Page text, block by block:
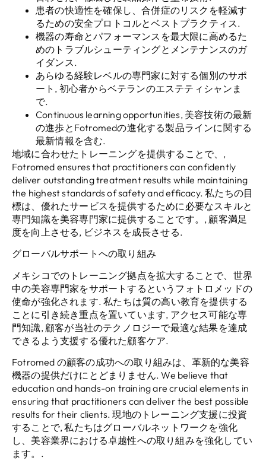
患者の快適性を確保し、合併症のリスクを軽減す
るための安全プロトコルとベストプラクティス.
機器の寿命とパフォーマンスを最大限に高めるた
めのトラブルシューティングとメンテナンスのガ
イダンス.
あらゆる経験レベルの専門家に対する個別のサポ
ート, 初心者からベテランのエステティシャンま
で.
Continuous learning opportunities, 美容技術の最新
の進歩とFotromedの進化する製品ラインに関する
最新情報を含む.
地域に合わせたトレーニングを提供することで、,
Fotromed ensures that practitioners can confidently
deliver outstanding treatment results while maintaining
the highest standards of safety and efficacy. 私たちの目
標は、優れたサービスを提供するために必要なスキルと
専門知識を美容専門家に提供することです。, 顧客満足
度を向上させる, ビジネスを成長させる.
グローバルサポートへの取り組み
メキシコでのトレーニング拠点を拡大することで、世界
中の美容専門家をサポートするというフォトロメッドの
使命が強化されます. 私たちは質の高い教育を提供する
ことに引き続き重点を置いています, アクセス可能な専
門知識, 顧客が当社のテクノロジーで最適な結果を達成
できるよう支援する優れた顧客ケア.
Fotromed の顧客の成功への取り組みは、革新的な美容
機器の提供だけにとどまりません.We believe that
education and hands-on training are crucial elements in
ensuring that practitioners can deliver the best possible
results for their clients. 現地のトレーニング支援に投資
することで, 私たちはグローバルネットワークを強化
し、美容業界における卓越性への取り組みを強化してい
ます。.